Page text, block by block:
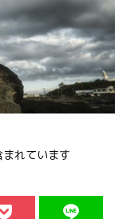
れています